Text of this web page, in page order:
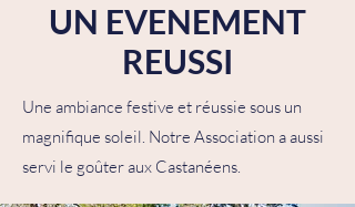
UN EVENEMENT
REUSSI
Une ambiance festive et réussie sous un
magnifique soleil. Notre Association a aussi
servi le goûter aux Castanéens.